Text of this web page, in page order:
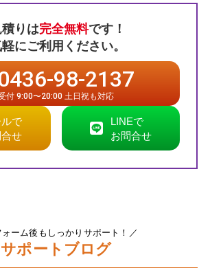
りは完全無料です！
にご利用ください。
98-2137
付 9:00〜20:00 土日祝も対応
ルで
せ
LINEで
お問合せ
ォーム後もしっかりサポート！／
サポートブログ